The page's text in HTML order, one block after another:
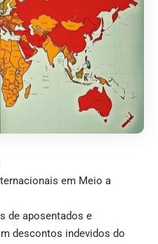
em Meio a
de aposentados e
descontos indevidos do